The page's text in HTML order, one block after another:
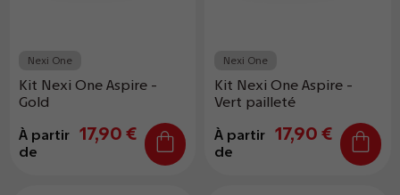
Nexi One
Kit Nexi One Aspire -
Gold
À partir
de
17,90 €
Nexi One
Kit Nexi One Aspire -
Vert pailleté
À partir
de
17,90 €